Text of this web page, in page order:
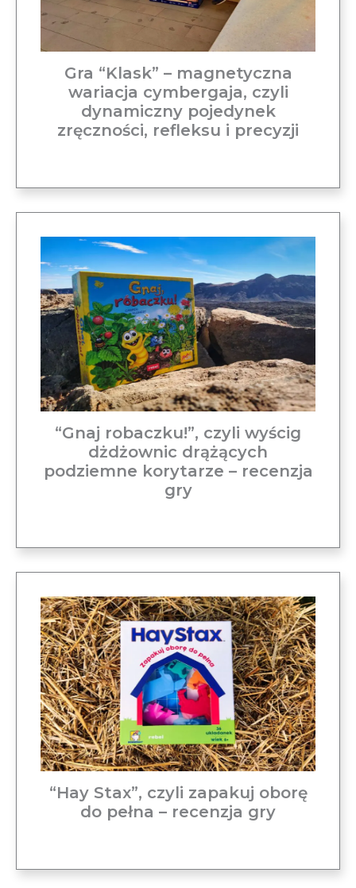
Gra “Klask” – magnetyczna
wariacja cymbergaja, czyli
dynamiczny pojedynek
zręczności, refleksu i precyzji
“Gnaj robaczku!”, czyli wyścig
dżdżownic drążących
podziemne korytarze – recenzja
gry
“Hay Stax”, czyli zapakuj oborę
do pełna – recenzja gry